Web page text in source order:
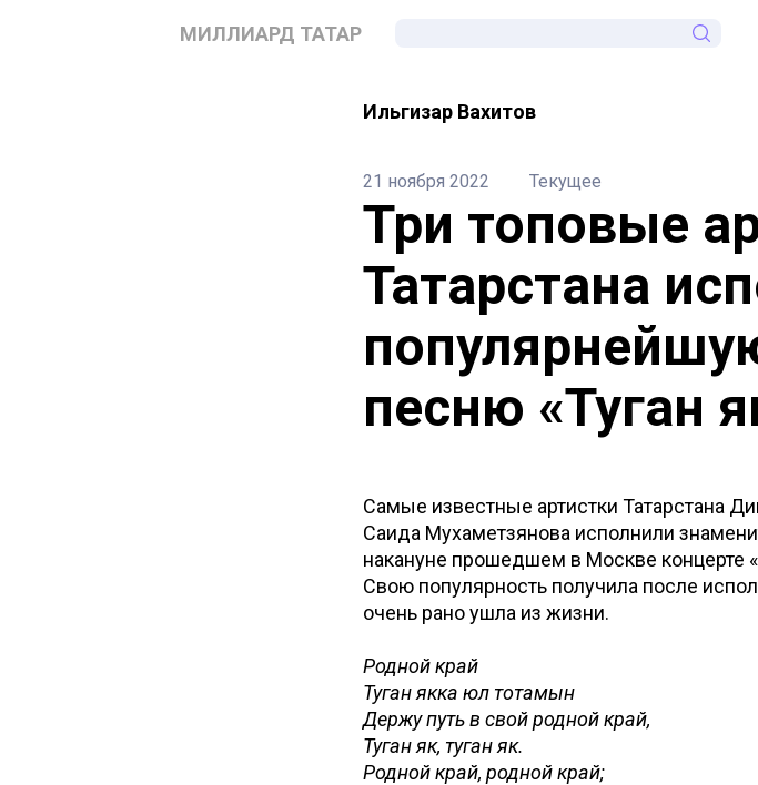
МИЛЛИАРД ТАТАР
Ильгизар Вахитов
21 ноября 2022 Текущее
Три топовые
Татарстана
песню «Туган
Самые известные артистки Татарстана
Саида Мухаметзянова исполнили
накануне прошедшем в Москве концерте
Свою популярность получила после
очень рано ушла из жизни.
Родной край
Туган якка юл тотамын
Держу путь в свой родной край,
Туган як, туган як.
Родной край, родной край;